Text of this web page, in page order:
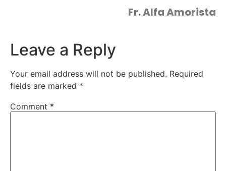
Fr. Alfa Amorista
Leave a Reply
Your email address will not be published. Required
fields are marked *
Comment *